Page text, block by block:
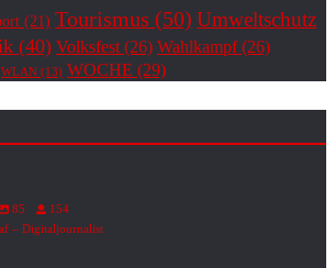
(21) Tourismus (50) Umweltschutz
(40) Volksfest (26) Wahlkampf(26)
WLAN (13) WOCHE (29)
85
154
– Digitaljournalist